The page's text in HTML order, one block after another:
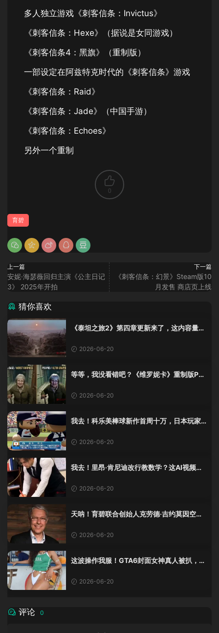
多人独立游戏《刺客信条：Invictus》
《刺客信条：Hexe》（据说是女同游戏）
《刺客信条4：黑旗》（重制版）
一部设定在阿兹特克时代的《刺客信条》游戏
《刺客信条：Raid》
《刺客信条：Jade》（中国手游）
《刺客信条：Echoes》
另外一个重制
0
育碧
上一篇
安妮·海瑟薇回归主演《公主日记
3》 2025年开拍
下一篇
《刺客信条：幻景》Steam版10
月发售 商店页上线
猜你喜欢
《泰坦之旅2》第四章更新来了，这内容量感
2026-06-20
等等，我没看错吧？《维罗妮卡》重制版PS
2026-06-20
我去！科乐美棒球新作首周十万，日本玩家
2026-06-20
我去！里昂·肯尼迪改行教数学？这AI视频全
2026-06-20
天呐！育碧联合创始人克劳德·吉约莫因空难
2026-06-20
这波操作我服！GTA6封面女神真人被扒，网
2026-06-20
评论 0